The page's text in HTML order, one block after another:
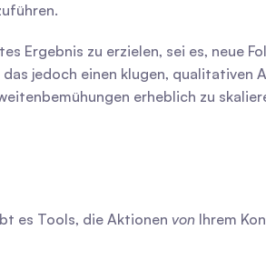
Ergebnis zu erzielen, sei es, neue
jedoch einen klugen, qualitativen
erheblich zu
es Tools, die Aktionen von Ihrem